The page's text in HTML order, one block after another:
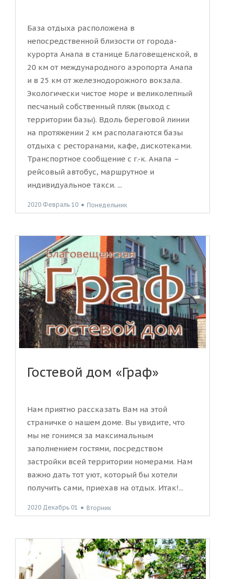
База отдыха расположена в
непосредственной близости от города-
курорта Анапа в станице Благовещенской, в
20 км от международного аэропорта Анапа
и в 25 км от железнодорожного вокзала.
Экологически чистое море и великолепный
песчаный собственный пляж (выход с
территории базы). Вдоль береговой линии
на протяжении 2 км располагаются базы
отдыха с ресторанами, кафе, дискотеками.
Транспортное сообщение с г.-к. Анапа –
рейсовый автобус, маршрутное и
индивидуальное такси. ...
2020 Февраль 10 ● Понедельник
Гостевой дом «Граф»
Нам приятно рассказать Вам на этой
страничке о нашем доме. Вы увидите, что
мы не гонимся за максимальным
заполнением гостями, посредством
застройки всей территории номерами. Нам
важно дать тот уют, который бы хотели
получить сами, приехав на отдых. Итак!...
2020 Декабрь 01 ● Вторник